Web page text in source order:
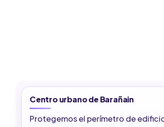
Centro urbano de Barañain
Protegemos el perímetro de